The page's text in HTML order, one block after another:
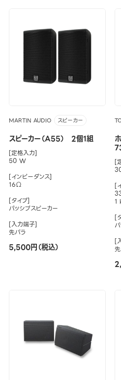
MARTIN AUDIO スピーカー
スピーカー（A55） 2個1組
[定格入力]
50 W
[インピーダンス]
16Ω
[タイプ]
パッシブスピーカー
[入力端子]
先バラ
5,500円（税込）
[
[
1
[
[